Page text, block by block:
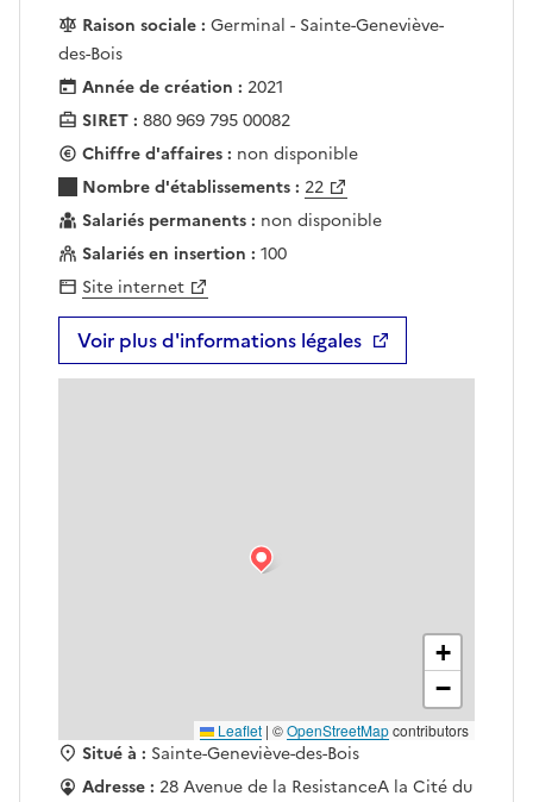
Raison sociale : Germinal - Sainte-Geneviève-
des-Bois
Année de création : 2021
SIRET : 880 969 795 00082
Chiffre d'affaires : non disponible
Nombre d'établissements : 22
Salariés permanents : non disponible
Salariés en insertion : 100
Site internet
Voir plus d'informations légales
+
−
Leaflet | ©OpenStreetMapcontributors
Situé à : Sainte-Geneviève-des-Bois
Adresse : 28 Avenue de la ResistanceA la Cité du